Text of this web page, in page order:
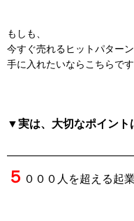
もしも、
今すぐ売れるヒットパター
手に入れたいならこちらです
▼実は、大切なポイン
５ ０００人を超える起